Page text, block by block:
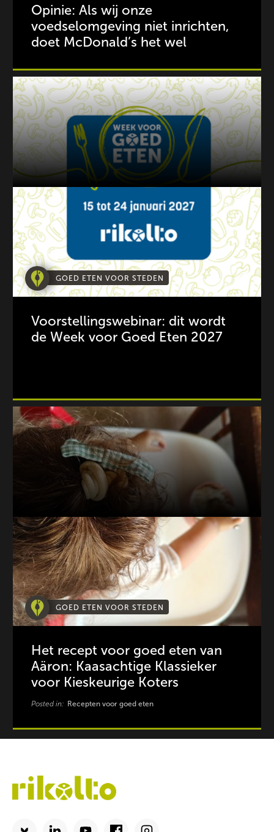
Opinie: Als wij onze
voedselomgeving niet inrichten,
doet McDonald’s het wel
GOED ETEN VOOR STEDEN
Voorstellingswebinar: dit wordt
de Week voor Goed Eten 2027
GOED ETEN VOOR STEDEN
Het recept voor goed eten van
Aäron: Kaasachtige Klassieker
voor Kieskeurige Koters
Posted in: Recepten voor goed eten